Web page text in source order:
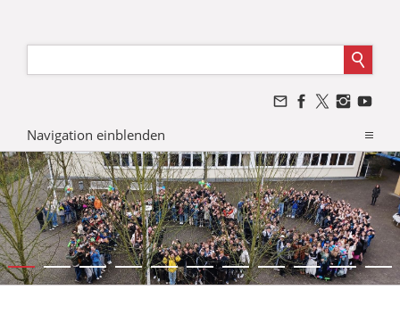
Navigation einblenden